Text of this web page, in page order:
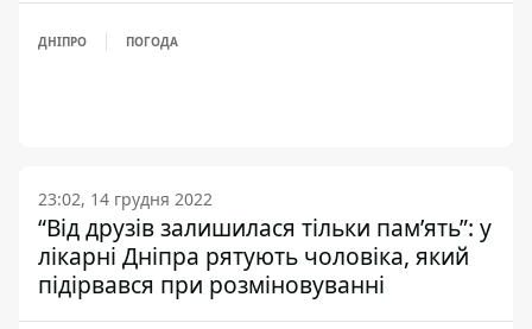
ДНІПРО ПОГОДА
23:02, 14 грудня 2022
“Від друзів залишилася тільки пам’ять”: у
лікарні Дніпра рятують чоловіка, який
підірвався при розміновуванні